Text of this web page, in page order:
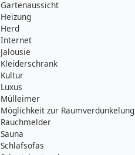
Gartenaussicht
Heizung
Herd
Internet
Jalousie
Kleiderschrank
Kultur
Luxus
Mülleimer
Möglichkeit zur Raumverdunkelung
Rauchmelder
Sauna
Schlafsofas